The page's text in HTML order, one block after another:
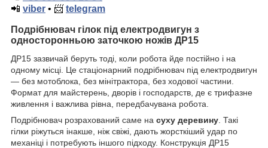
📲 viber • 📨 telegram
Подрібнювач гілок під електродвигун з
односторонньою заточкою ножів ДР15
ДР15 зазвичай беруть тоді, коли робота йде постійно і на
одному місці. Це стаціонарний подрібнювач під електродвигун
— без мотоблока, без мінітрактора, без ходової частини.
Формат для майстерень, дворів і господарств, де є трифазне
живлення і важлива рівна, передбачувана робота.
Подрібнювач розрахований саме на суху деревину . Такі
гілки ріжуться інакше, ніж свіжі, дають жорсткіший удар по
механіці і потребують іншого підходу. Конструкція ДР15